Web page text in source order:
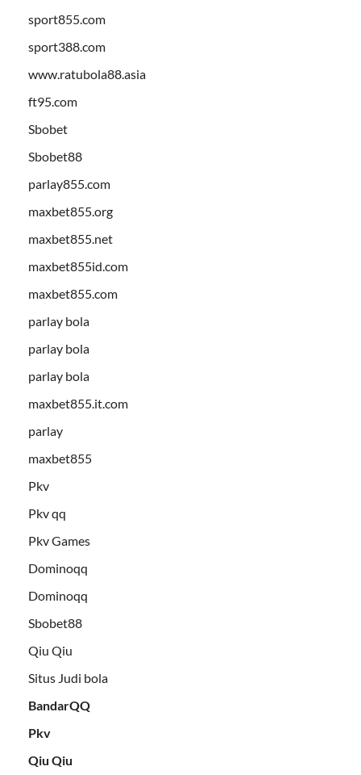
sport855.com
sport388.com
www.ratubola88.asia
ft95.com
Sbobet
Sbobet88
parlay855.com
maxbet855.org
maxbet855.net
maxbet855id.com
maxbet855.com
parlay bola
parlay bola
parlay bola
maxbet855.it.com
parlay
maxbet855
Pkv
Pkv qq
Pkv Games
Dominoqq
Dominoqq
Sbobet88
Qiu Qiu
Situs Judi bola
BandarQQ
Pkv
Qiu Qiu